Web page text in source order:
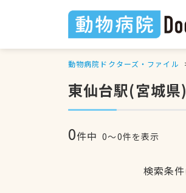
動物病院ドクターズ・ファイル
東仙台駅(宮城
0件中 0〜0件を表示
検索条